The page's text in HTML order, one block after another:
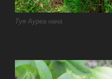
Туя Ауреа нана